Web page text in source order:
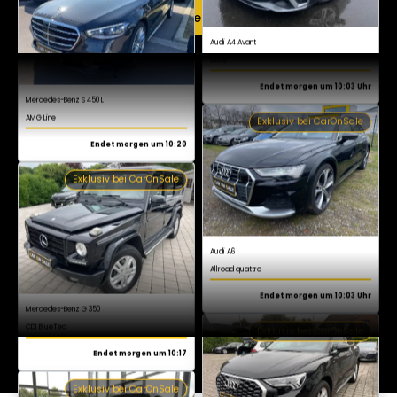
Jetzt kostenlos registrieren
Mercedes-Benz S 450 L
AMG Line
Endet morgen um 10:20
Mercedes-Benz G 350
CDI BlueTec
Endet morgen um 10:17
Exklusiv bei CarOnSale
Exklusiv bei CarOnSale
Audi A6
Allroad quattro
Endet morgen um 10:03 Uhr
S line
Endet morgen um 10:03 Uhr
Exklusiv bei CarOnSale